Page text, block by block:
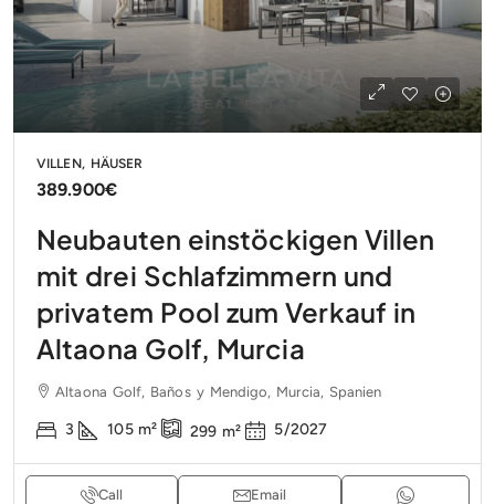
VILLEN, HÄUSER
389.900€
Neubauten einstöckigen Villen
mit drei Schlafzimmern und
privatem Pool zum Verkauf in
Altaona Golf, Murcia
Altaona Golf, Baños y Mendigo, Murcia, Spanien
3 105 m² 299 m² 5/2027
Call Email